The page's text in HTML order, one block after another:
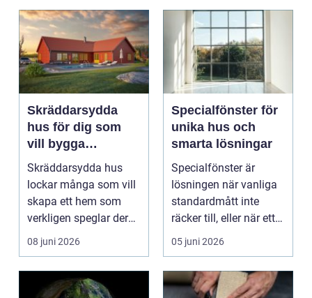
Skräddarsydda
hus för dig som
vill bygga
personligt och
hållbart
Skräddarsydda hus
lockar många som vill
skapa ett hem som
verkligen speglar deras
liv, sm...
08 juni 2026
Specialfönster för
unika hus och
smarta lösningar
Specialfönster är
lösningen när vanliga
standardmått inte
räcker till, eller när ett
hus behöver fön...
05 juni 2026